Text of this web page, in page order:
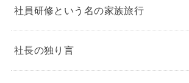
社員研修という名の家族旅行
社長の独り言